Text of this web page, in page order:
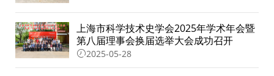
上海市科学技术史学会2025年学术年会暨
第八届理事会换届选举大会成功召开
2025-05-28